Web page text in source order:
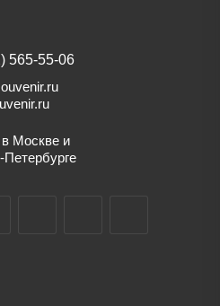
565-55-06
Москве и
Петербурге